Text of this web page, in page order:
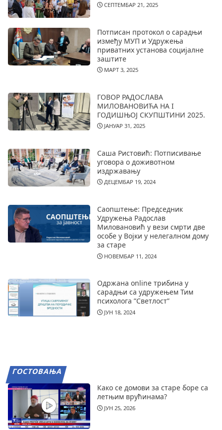
СЕПТЕМБАР 21, 2025
Потписан протокол о сарадњи
између МУП и Удружења
приватних установа социјалне
заштите
МАРТ 3, 2025
ГОВОР РАДОСЛАВА
МИЛОВАНОВИЋА НА I
ГОДИШЊОЈ СКУПШТИНИ 2025.
ЈАНУАР 31, 2025
Саша Ристовић: Потписивање
уговора о доживотном
издржавању
ДЕЦЕМБАР 19, 2024
Саопштење: Председник
Удружења Радослав
Миловановић у вези смрти две
особе у Војки у нелегалном дому
за старе
НОВЕМБАР 11, 2024
Одржана online трибина у
сарадњи са удружењем Тим
психолога ”Светлост”
ЈУН 18, 2024
ГОСТОВАЊА
Како се домови за старе боре са
летњим врућинама?
ЈУН 25, 2026